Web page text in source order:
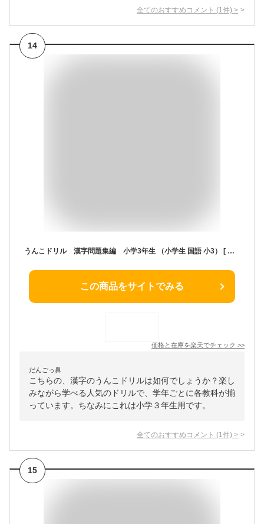
全てのおすすめコメント (1 件) >
14
うんこドリル 漢字問題集編 小学3年生 （小学生 国語 小3） [ 古屋雄作 ]
この商品をサイトでみる
価格と在庫を楽天でチェック >>
だんごっ鼻
こちらの、漢字のうんこドリルは如何でしょうか？楽し
みながら学べる人気のドリルで、学年ごとに各教科が揃
っています。ちなみにこれは小学３年生用です。
全てのおすすめコメント (1 件) >
15